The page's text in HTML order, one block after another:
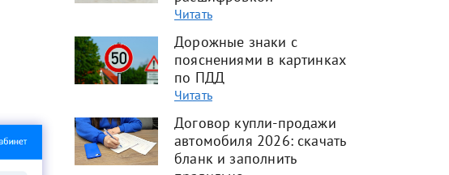
Читать
Дорожные знаки с
пояснениями в картинках
по ПДД
Читать
Договор купли-продажи
автомобиля 2026: скачать
бланк и заполнить